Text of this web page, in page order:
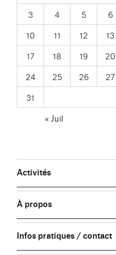
3
4 5 6
10
11 12 13
17
18 19 20
24
25 26 27
31
« Juil
Activités
À propos
Infos pratiques / contact